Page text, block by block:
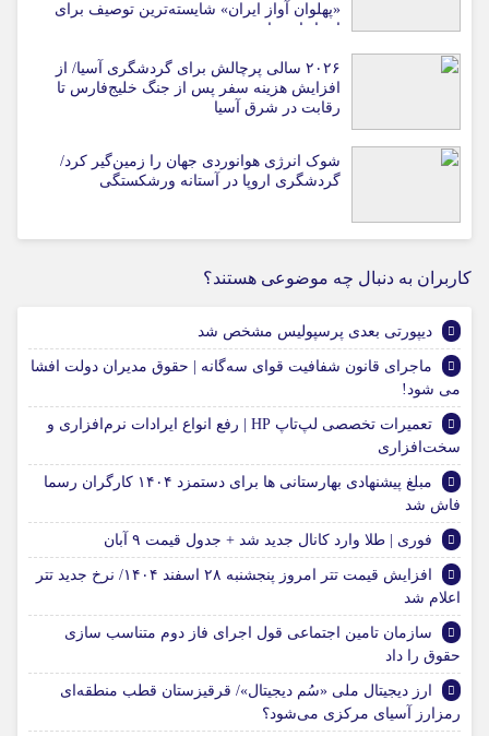
«پهلوان آواز ایران» شایسته‌ترین توصیف برای
استاد ایرج است
۲۰۲۶ سالی پرچالش برای گردشگری آسیا/ از
افزایش هزینه سفر پس از جنگ خلیج‌فارس تا
رقابت در شرق آسیا
شوک انرژی هوانوردی جهان را زمین‌گیر کرد/
گردشگری اروپا در آستانه ورشکستگی
کاربران به دنبال چه موضوعی هستند؟
دیپورتی بعدی پرسپولیس مشخص شد
ماجرای قانون شفافیت قوای سه‌گانه | حقوق مدیران دولت افشا
می شود!
تعمیرات تخصصی لپ‌تاپ HP | رفع انواع ایرادات نرم‌افزاری و
سخت‌افزاری
مبلغ پیشنهادی بهارستانی ها برای دستمزد ۱۴۰۴ کارگران رسما
فاش شد
فوری | طلا وارد کانال جدید شد + جدول قیمت ۹ آبان
افزایش قیمت تتر امروز پنجشنبه ۲۸ اسفند ۱۴۰۴/ نرخ جدید تتر
اعلام شد
سازمان تامین اجتماعی قول اجرای فاز دوم متناسب‌ سازی
حقوق را داد
ارز دیجیتال ملی «سُم دیجیتال»/ قرقیزستان قطب منطقه‌ای
رمزارز آسیای مرکزی می‌شود؟